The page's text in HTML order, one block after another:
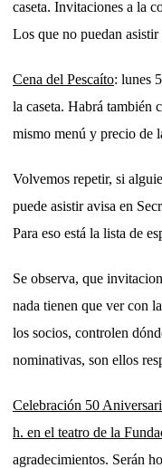
caseta. Invitaciones a la
Los que no puedan asistir
Cena del Pescaíto: lunes
la caseta. Habrá también
mismo menú y precio de
Volvemos repetir, si
puede asistir avisa en
Para eso está la lista de
Se observa, que
nada tienen que ver con
los socios, controlen
nominativas, son ellos
Celebración 50
h. en el teatro de la
agradecimientos. Serán